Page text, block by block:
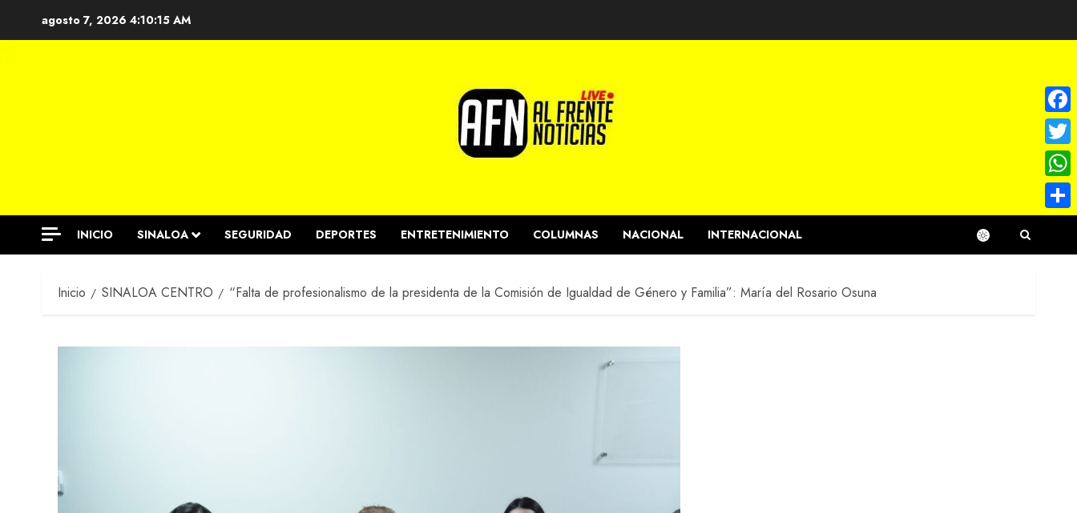
agosto 7, 2026 4:10:15 AM
INICIO SINALOA SEGURIDAD DEPORTES ENTRETENIMIENTO COLUMNAS NACIONAL INTERNACIONAL
Inicio SINALOA CENTRO “Falta de profesionalismo de la presidenta de la Comisión de Igualdad de Género y Familia”: María del Rosario Osuna